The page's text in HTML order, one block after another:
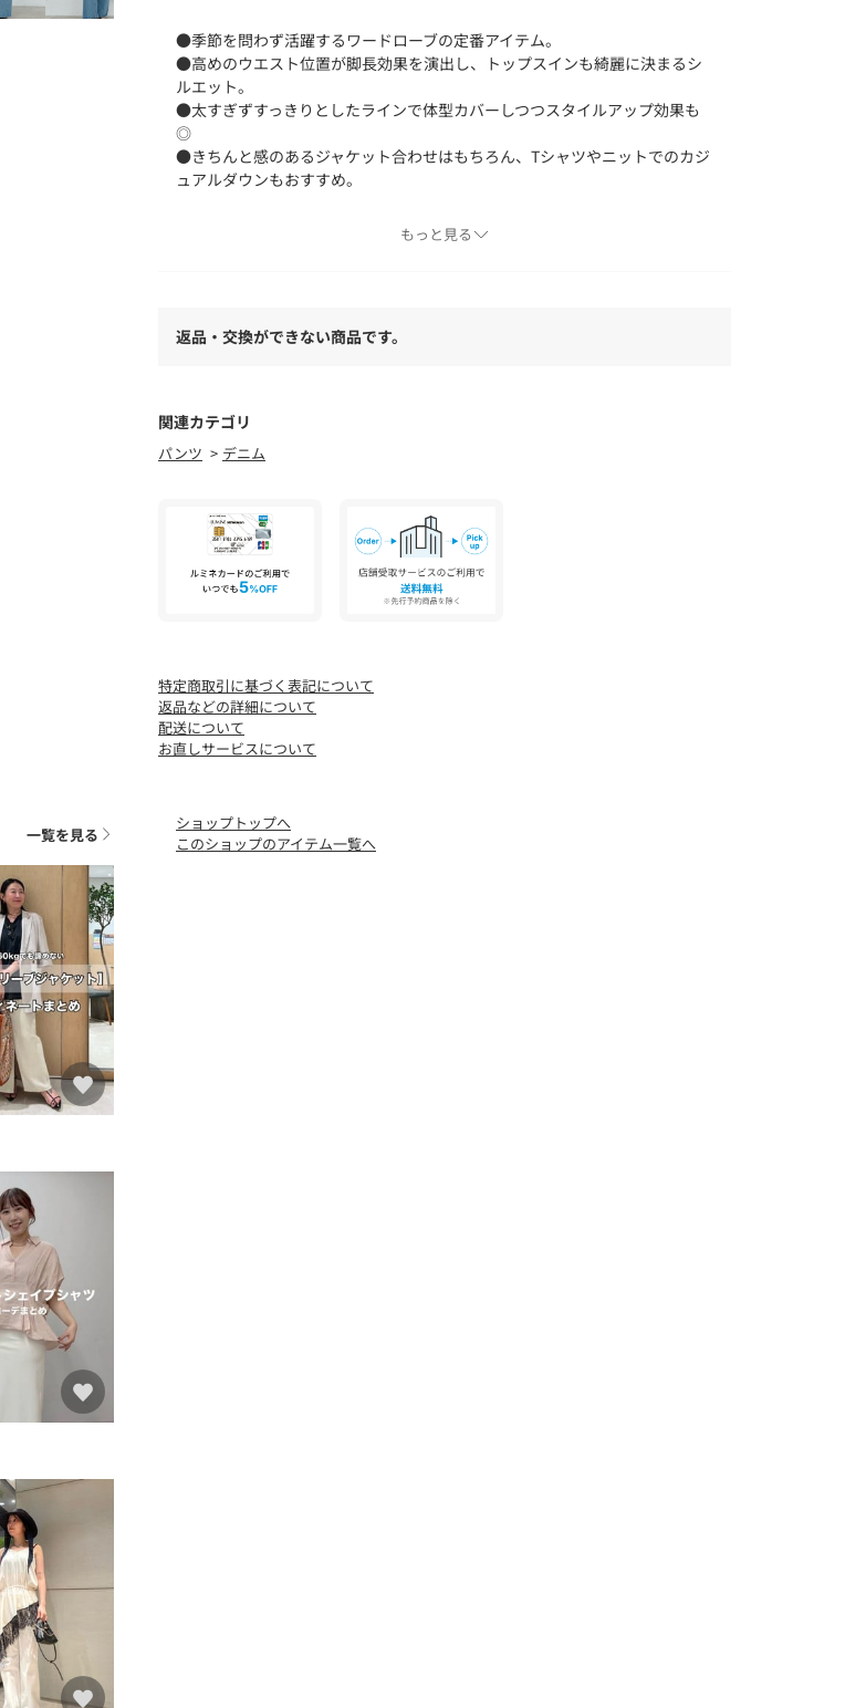
●季節を問わず活躍するワードローブの定番アイテム。
●高めのウエスト位置が脚長効果を演出し、トップスインも綺麗に決まるシ
ルエット。
●太すぎずすっきりとしたラインで体型カバーしつつスタイルアップ効果も
◎
●きちんと感のあるジャケット合わせはもちろん、Tシャツやニットでのカジ
ュアルダウンもおすすめ。
実際の商品と仕様、加工などが若干異なる場合があります。
予めご了承ください。
※トップの画像は、光の具合で色味が違って見える場合があります。
ハートマークをクリックし、お好きなカラーを選んでお気に入りに登録する
入荷情報や残り1点の通知、完売カラーの再入荷、セール情報などを受け取る
ことができます。
もっと見る
返品・交換ができない商品です。
関連カテゴリ
パンツ デニム
特定商取引に基づく表記について
返品などの詳細について
配送について
お直しサービスについて
一覧を見る
ショップトップへ
このショップのアイテム一覧へ